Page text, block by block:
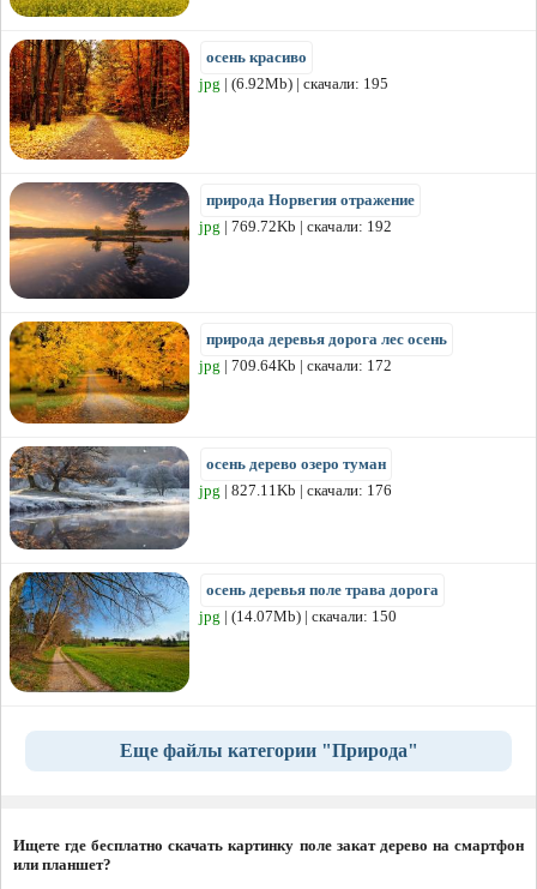
осень красиво
jpg | (6.92Mb) | скачали: 195
природа Норвегия отражение
jpg | 769.72Kb | скачали: 192
природа деревья дорога лес осень
jpg | 709.64Kb | скачали: 172
осень дерево озеро туман
jpg | 827.11Kb | скачали: 176
осень деревья поле трава дорога
jpg | (14.07Mb) | скачали: 150
Еще файлы категории "Природа"
Ищете где бесплатно скачать картинку поле закат дерево на смартфон
или планшет?